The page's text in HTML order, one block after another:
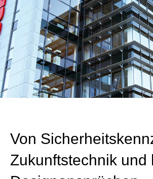
Von
Zukunftstechnik und